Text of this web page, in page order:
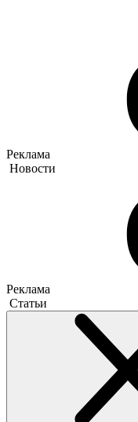
Реклама
Новости
Реклама
Статьи